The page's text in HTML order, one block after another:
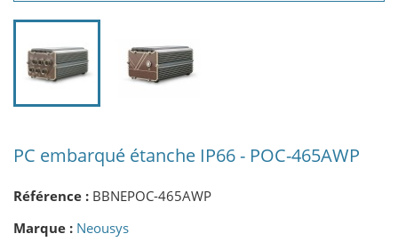
PC embarqué étanche IP66 - POC-465AWP
Référence : BBNEPOC-465AWP
Marque : Neousys